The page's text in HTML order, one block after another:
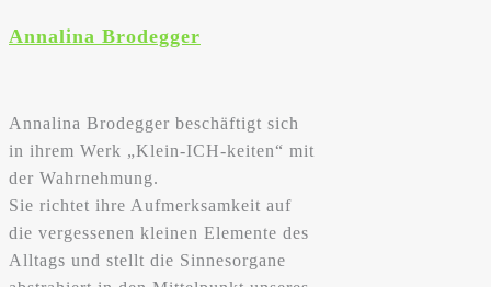
Annalina Brodegger
Annalina Brodegger beschäftigt sich
in ihrem Werk „Klein-ICH-keiten“ mit
der Wahrnehmung.
Sie richtet ihre Aufmerksamkeit auf
die vergessenen kleinen Elemente des
Alltags und stellt die Sinnesorgane